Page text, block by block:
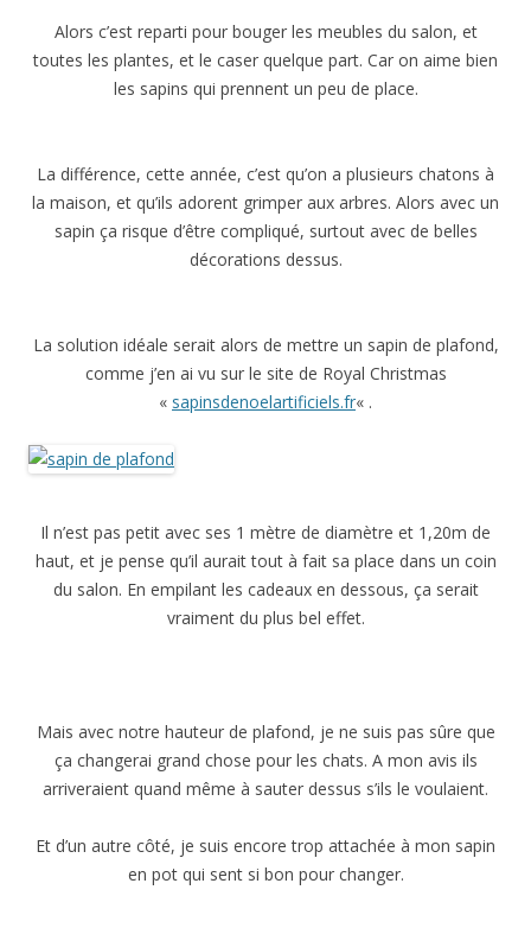
Alors c’est reparti pour bouger les meubles du salon, et
toutes les plantes, et le caser quelque part. Car on aime bien
les sapins qui prennent un peu de place.
La différence, cette année, c’est qu’on a plusieurs chatons à
la maison, et qu’ils adorent grimper aux arbres. Alors avec un
sapin ça risque d’être compliqué, surtout avec de belles
décorations dessus.
La solution idéale serait alors de mettre un sapin de plafond,
comme j’en ai vu sur le site de Royal Christmas
« sapinsdenoelartificiels.fr« .
Il n’est pas petit avec ses 1 mètre de diamètre et 1,20m de
haut, et je pense qu’il aurait tout à fait sa place dans un coin
du salon. En empilant les cadeaux en dessous, ça serait
vraiment du plus bel effet.
Mais avec notre hauteur de plafond, je ne suis pas sûre que
ça changerai grand chose pour les chats. A mon avis ils
arriveraient quand même à sauter dessus s’ils le voulaient.
Et d’un autre côté, je suis encore trop attachée à mon sapin
en pot qui sent si bon pour changer.